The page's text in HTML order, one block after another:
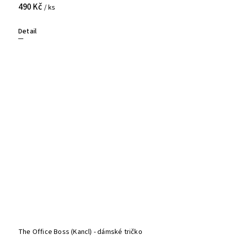
490 Kč / ks
Detail
The Office Boss (Kancl) - dámské tričko